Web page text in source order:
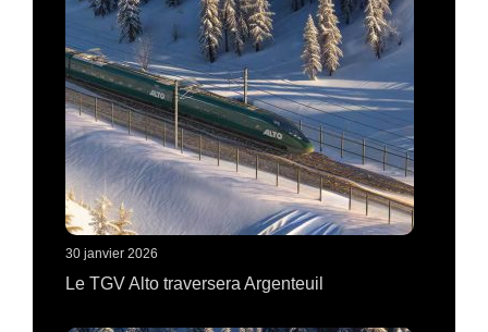
30 janvier 2026
Le TGV Alto traversera Argenteuil